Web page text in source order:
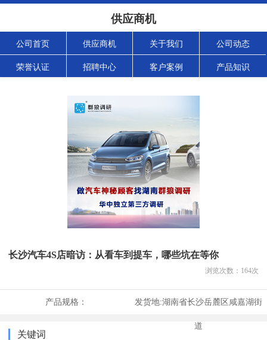
供应商机
公司首页 供应商机 关于我们 公司动态
荣誉认证 招聘中心 客户案例 产品知识
长沙汽车4S店暗访：从看车到提车，哪些坑在等你
浏览次数： 164次
产品规格： 发货地:湖南省长沙岳麓区咸嘉湖街
道
关键词